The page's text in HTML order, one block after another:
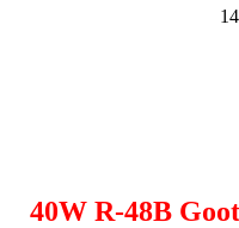
40W R-48B